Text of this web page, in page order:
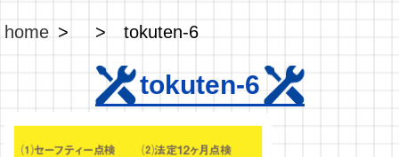
home tokuten-6
tokuten-6